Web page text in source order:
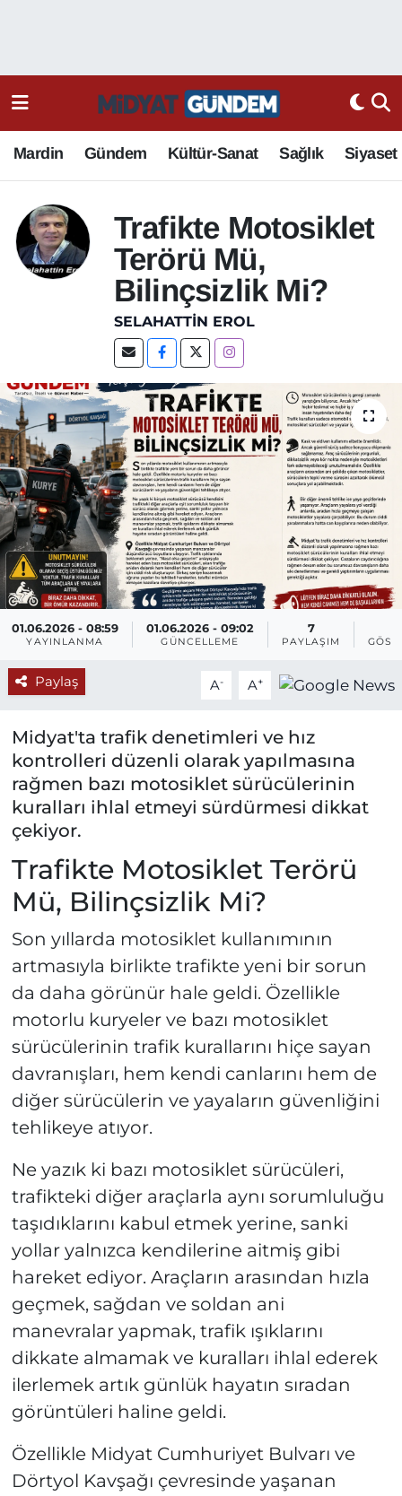
Mardin Gündem Kültür-Sanat Sağlık Siyaset
Trafikte Motosiklet
Terörü Mü,
Bilinçsizlik Mi?
SELAHATTIN EROL
01.06.2026 - 08:59
YAYINLANMA
01.06.2026 - 09:02
GÜNCELLEME
7
PAYLAŞIM
Paylaş A- A+
Midyat'ta trafik denetimleri ve hız
kontrolleri düzenli olarak yapılmasına
rağmen bazı motosiklet sürücülerinin
kuralları ihlal etmeyi sürdürmesi dikkat
çekiyor.
Trafikte Motosiklet Terörü
Mü, Bilinçsizlik Mi?
Son yıllarda motosiklet kullanımının
artmasıyla birlikte trafikte yeni bir sorun
da daha görünür hale geldi. Özellikle
motorlu kuryeler ve bazı motosiklet
sürücülerinin trafik kurallarını hiçe sayan
davranışları, hem kendi canlarını hem de
diğer sürücülerin ve yayaların güvenliğini
tehlikeye atıyor.
Ne yazık ki bazı motosiklet sürücüleri,
trafikteki diğer araçlarla aynı sorumluluğu
taşıdıklarını kabul etmek yerine, sanki
yollar yalnızca kendilerine aitmiş gibi
hareket ediyor. Araçların arasından hızla
geçmek, sağdan ve soldan ani
manevralar yapmak, trafik ışıklarını
dikkate almamak ve kuralları ihlal ederek
ilerlemek artık günlük hayatın sıradan
görüntüleri haline geldi.
Özellikle Midyat Cumhuriyet Bulvarı ve
Dörtyol Kavşağı çevresinde yaşanan